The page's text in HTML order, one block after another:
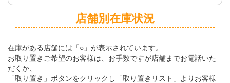
店舗別在庫状況
在庫がある店舗には「○」が表示されています。
お取り置きご希望のお客様は、お手数ですが店舗までお電話いた
だくか、
「取り置き」ボタンをクリックし「取り置きリスト」よりお客様